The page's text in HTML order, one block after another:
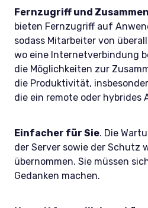
Fernzugriff und
bieten Fernzugriff auf
sodass Mitarbeiter von
wo eine Internetverbindung
die Möglichkeiten zur
die Produktivität,
die ein remote oder hybrides
Einfacher für Sie. Die
der Server sowie der Schutz
übernommen. Sie müssen
Gedanken machen.